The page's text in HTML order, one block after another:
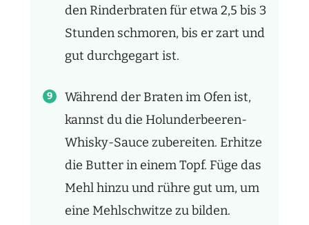
den Rinderbraten für etwa 2,5 bis 3
Stunden schmoren, bis er zart und
gut durchgegart ist.
Während der Braten im Ofen ist,
kannst du die Holunderbeeren-
Whisky-Sauce zubereiten. Erhitze
die Butter in einem Topf. Füge das
Mehl hinzu und rühre gut um, um
eine Mehlschwitze zu bilden.